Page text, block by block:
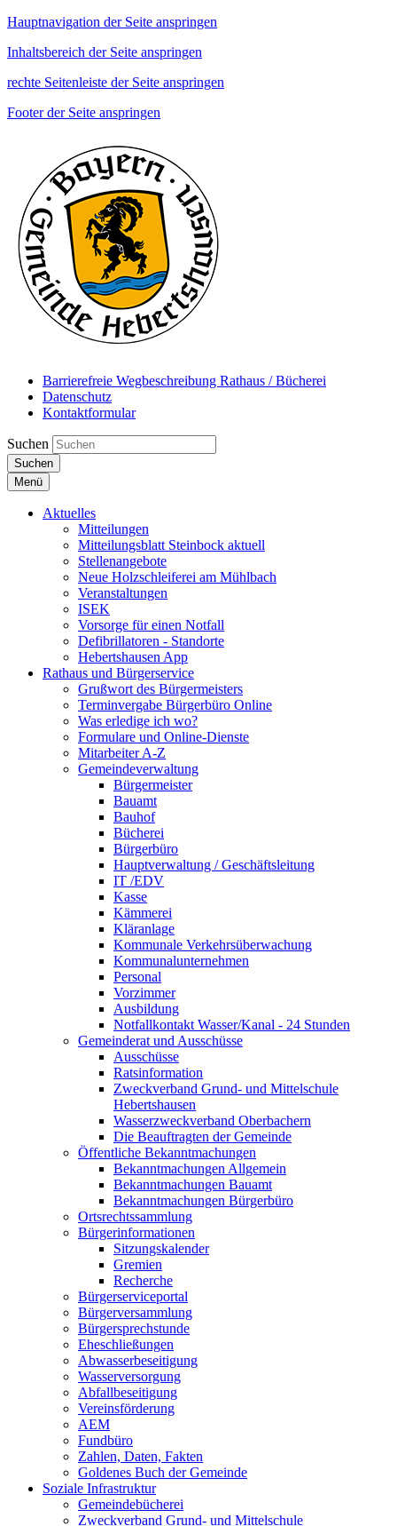
Hauptnavigation der Seite anspringen
Inhaltsbereich der Seite anspringen
rechte Seitenleiste der Seite anspringen
Footer der Seite anspringen
Barrierefreie Wegbeschreibung Rathaus / Bücherei
Datenschutz
Kontaktformular
Suchen
Suchen
Menü
Aktuelles
Mitteilungen
Mitteilungsblatt Steinbock aktuell
Stellenangebote
Neue Holzschleiferei am Mühlbach
Veranstaltungen
ISEK
Vorsorge für einen Notfall
Defibrillatoren - Standorte
Hebertshausen App
Rathaus und Bürgerservice
Grußwort des Bürgermeisters
Terminvergabe Bürgerbüro Online
Was erledige ich wo?
Formulare und Online-Dienste
Mitarbeiter A-Z
Gemeindeverwaltung
Bürgermeister
Bauamt
Bauhof
Bücherei
Bürgerbüro
Hauptverwaltung / Geschäftsleitung
IT /EDV
Kasse
Kämmerei
Kläranlage
Kommunale Verkehrsüberwachung
Kommunalunternehmen
Personal
Vorzimmer
Ausbildung
Notfallkontakt Wasser/Kanal - 24 Stunden
Gemeinderat und Ausschüsse
Ausschüsse
Ratsinformation
Zweckverband Grund- und Mittelschule
Hebertshausen
Wasserzweckverband Oberbachern
Die Beauftragten der Gemeinde
Öffentliche Bekanntmachungen
Bekanntmachungen Allgemein
Bekanntmachungen Bauamt
Bekanntmachungen Bürgerbüro
Ortsrechtssammlung
Bürgerinformationen
Sitzungskalender
Gremien
Recherche
Bürgerserviceportal
Bürgerversammlung
Bürgersprechstunde
Eheschließungen
Abwasserbeseitigung
Wasserversorgung
Abfallbeseitigung
Vereinsförderung
AEM
Fundbüro
Zahlen, Daten, Fakten
Goldenes Buch der Gemeinde
Soziale Infrastruktur
Gemeindebücherei
Zweckverband Grund- und Mittelschule